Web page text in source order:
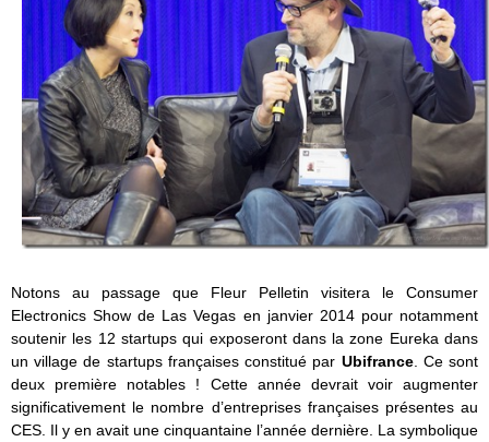
Notons au passage que Fleur Pelletin visitera le Consumer
Electronics Show de Las Vegas en janvier 2014 pour notamment
soutenir les 12 startups qui exposeront dans la zone Eureka dans
un village de startups françaises constitué par Ubifrance. Ce sont
deux première notables ! Cette année devrait voir augmenter
significativement le nombre d’entreprises françaises présentes au
CES. Il y en avait une cinquantaine l’année dernière. La symbolique